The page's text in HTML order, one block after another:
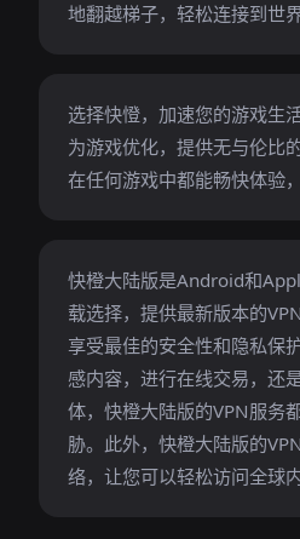
地翻越梯子，轻松连接到世
选择快憕，加速您的游戏生
为游戏优化，提供无与伦比
在任何游戏中都能畅快体验
快橙大陆版是Android和
载选择，提供最新版本的
享受最佳的安全性和隐私保
感内容，进行在线交易，还
体，快橙大陆版的VPN服务
胁。此外，快橙大陆版的
络，让您可以轻松访问全球内